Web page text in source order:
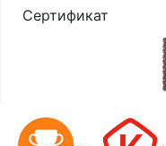
Сертификат